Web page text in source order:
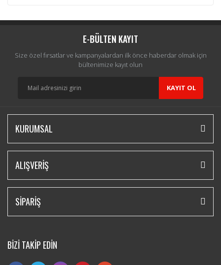
E-BÜLTEN KAYIT
Size özel fırsatlar ve kampanyalardan ilk önce haberdar olmak için
bültenimize kayıt olun
KAYIT OL
KURUMSAL
ALIŞVERİŞ
SİPARİŞ
BİZİ TAKİP EDİN